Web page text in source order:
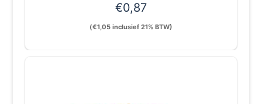
€0,87
(€1,05 inclusief 21% BTW)